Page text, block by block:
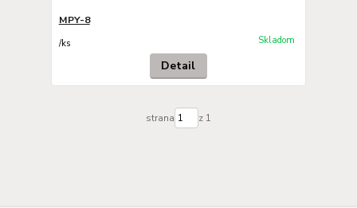
MPY-8
/ks Skladom
Detail
strana z 1